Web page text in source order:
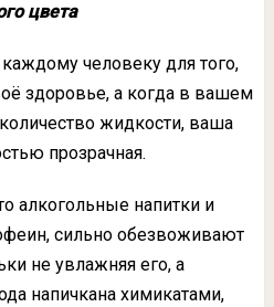
цвета
человеку для того,
здоровье, а когда в вашем
жидкости, ваша
прозрачная.
алкогольные напитки и
сильно обезвоживают
не увлажняя его, а
напичкана химикатами,